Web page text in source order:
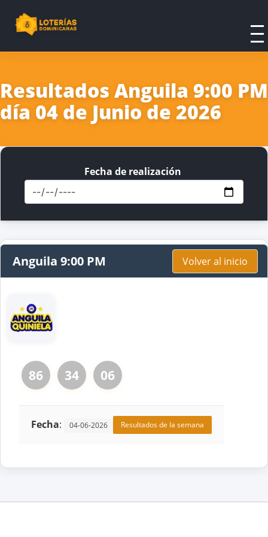
Resultados Anguila 9:00 PM
día 04 de Junio de 2026
Fecha de realización
Anguila 9:00 PM Volver al inicio
86 34 06
Fecha: 04-06-2026 Resultados de la semana